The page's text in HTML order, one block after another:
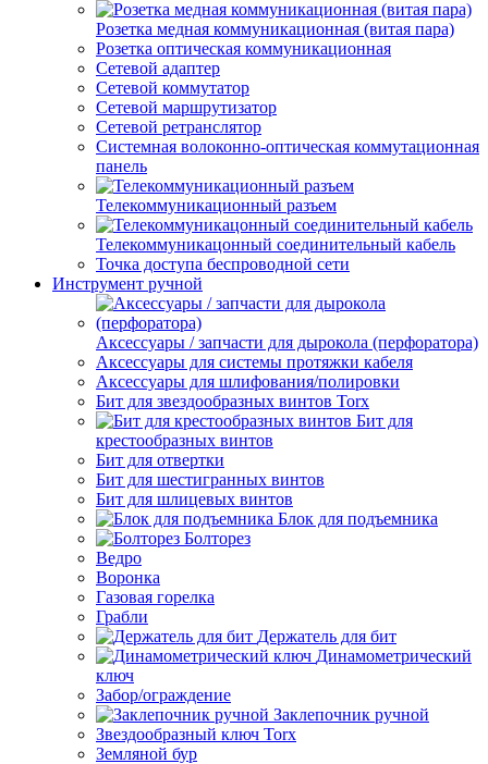
Розетка медная коммуникационная (витая пара)
Розетка оптическая коммуникационная
Сетевой адаптер
Сетевой коммутатор
Сетевой маршрутизатор
Сетевой ретранслятор
Системная волоконно-оптическая коммутационная
панель
Телекоммуникационный разъем
Телекоммуникацонный соединительный кабель
Точка доступа беспроводной сети
Инструмент ручной
Аксессуары / запчасти для дырокола (перфоратора)
Аксессуары для системы протяжки кабеля
Аксессуары для шлифования/полировки
Бит для звездообразных винтов Torx
Бит для
крестообразных винтов
Бит для отвертки
Бит для шестигранных винтов
Бит для шлицевых винтов
Блок для подъемника
Болторез
Ведро
Воронка
Газовая горелка
Грабли
Держатель для бит
Динамометрический
ключ
Забор/ограждение
Заклепочник ручной
Звездообразный ключ Torx
Земляной бур